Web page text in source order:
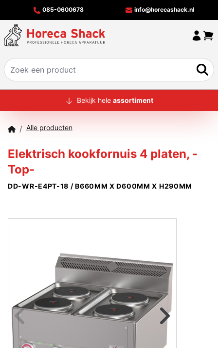
085-0600678 info@horecashack.nl
HOME
MERKEN
CONTACT
Bekijk hele assortiment
/ Alle producten
Elektrisch kookfornuis 4 platen, -
Top-
DD-WR-E4PT-18 / B660MM X D600MM X H290MM
Naar vorige